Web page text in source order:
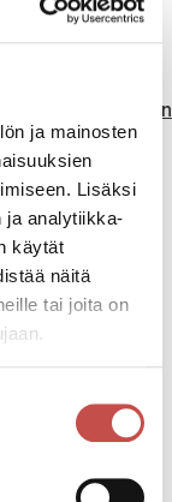
ja mainosten
Lisäksi
ja analytiikka-
käytät
näitä
tai joita on
tapahtuu
esitetään
valitun
koeaikaa.
alkaa